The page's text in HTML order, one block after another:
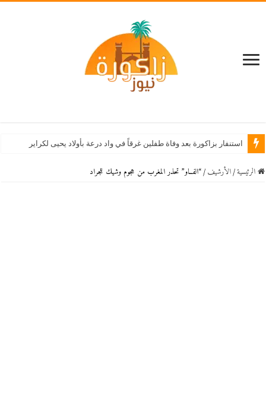
استنفار بزاكورة بعد وفاة طفلين غرقاً في واد درعة بأولاد يحيى لكراير
الرئيسية / اﻷرشيف / “الفــاو” تحذر المغرب من هجوم وشيك للجراد